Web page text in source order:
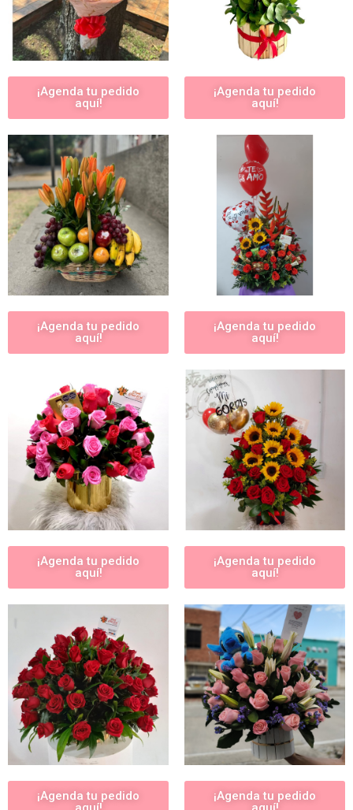
¡Agenda tu pedido
aquí!
¡Agenda tu pedido
aquí!
¡Agenda tu pedido
aquí!
¡Agenda tu pedido
aquí!
¡Agenda tu pedido
aquí!
¡Agenda tu pedido
aquí!
¡Agenda tu pedido
¡Agenda tu pedido